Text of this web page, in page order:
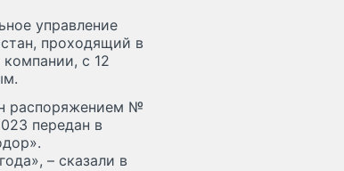
управление
проходящий в
с 12
распоряжением №
передан в
– сказали в